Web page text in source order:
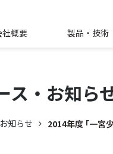
社概要 製品・技術
ス・ お知ら
知らせ 2014年度 ｢一宮